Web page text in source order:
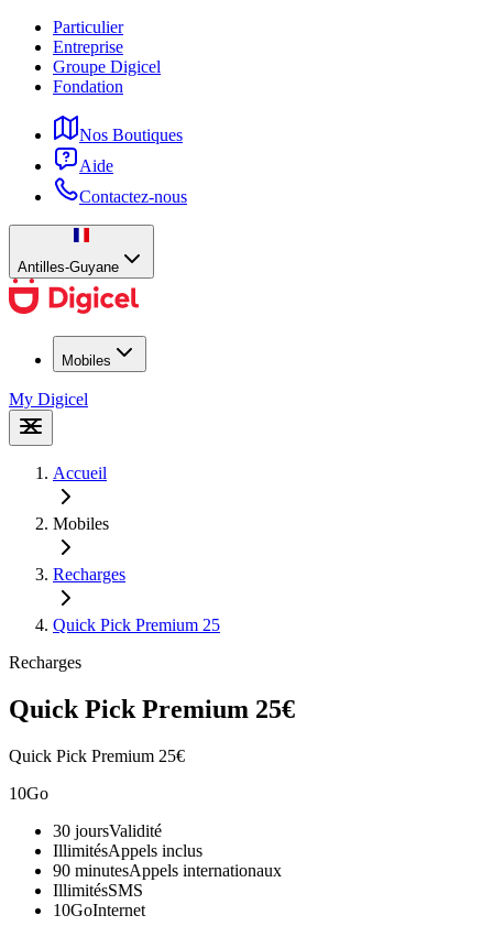
Particulier
Entreprise
Groupe Digicel
Fondation
Nos Boutiques
Aide
Contactez-nous
Antilles-Guyane
Mobiles
My Digicel
Accueil
Mobiles
Recharges
Quick Pick Premium 25
Recharges
Quick Pick Premium 25€
Quick Pick Premium 25€
10Go
30 joursValidité
IllimitésAppels inclus
90 minutesAppels internationaux
IllimitésSMS
10GoInternet